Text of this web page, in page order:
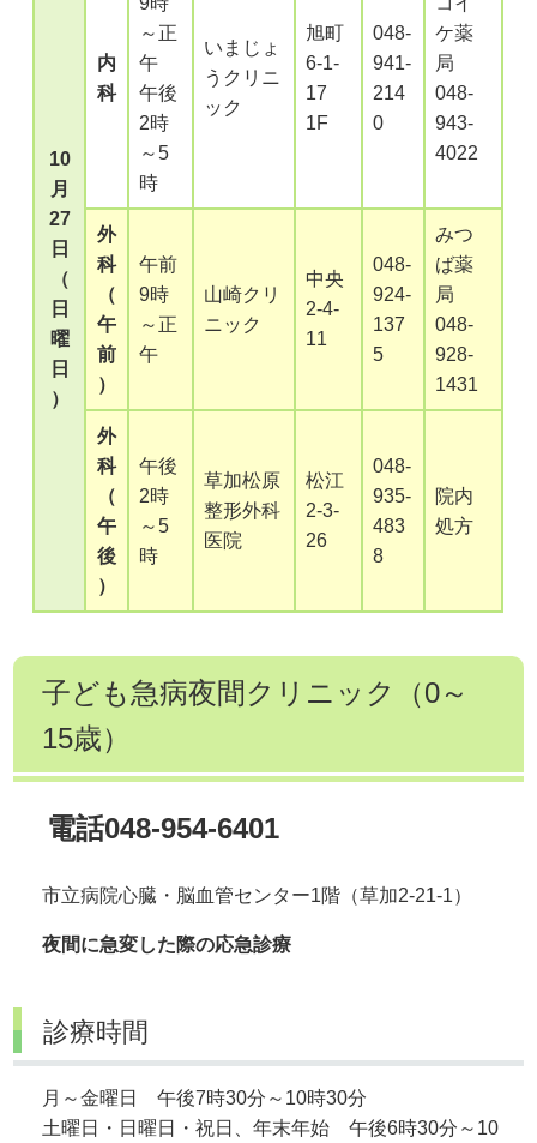
10
月
27
日
（
日
曜
日
）
内
科
～正
午
午後
2時
～5
時
いまじょ
うクリニ
ック
旭町
6-1-
17
1F
048-
941-
214
0
ケ薬
局
048-
943-
4022
外
科
（
午
前
）
午前
9時
～正
午
山崎クリ
ニック
中央
2-4-
11
048-
924-
137
5
みつ
ば薬
局
048-
928-
1431
外
科
（
午
後
）
午後
2時
～5
時
草加松原
整形外科
医院
松江
2-3-
26
048-
935-
483
8
院内
処方
子ども急病夜間クリニック（0～
15歳）
電話048-954-6401
市立病院心臓・脳血管センター1階（草加2-21-1）
夜間に急変した際の応急診療
診療時間
月～金曜日 午後7時30分～10時30分
土曜日・日曜日・祝日、年末年始 午後6時30分～10